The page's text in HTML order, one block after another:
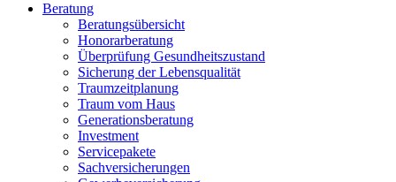
Beratung
Beratungsübersicht
Honorarberatung
Überprüfung Gesundheitszustand
Sicherung der Lebensqualität
Traumzeitplanung
Traum vom Haus
Generationsberatung
Investment
Servicepakete
Sachversicherungen